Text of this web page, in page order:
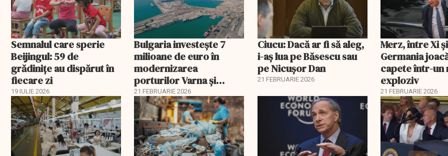
Semnalul care sperie
Beijingul: 59 de
grădinițe au dispărut în
fiecare zi
19 IULIE 2026
Bulgaria investește 7
milioane de euro în
modernizarea
porturilor Varna și
Burgas
21 FEBRUARIE 2026
Ciucu: Dacă ar fi să aleg,
i-aș lua pe Băsescu sau
pe Nicușor Dan
21 FEBRUARIE 2026
Merz, între Xi
Germania
capete într-un
exploziv
21 FEBRUARIE 2026